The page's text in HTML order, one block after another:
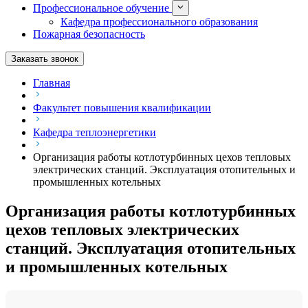
Профессиональное обучение
Кафедра профессионального образования
Пожарная безопасность
Заказать звонок
Главная
Факультет повышения квалификации
Кафедра теплоэнергетики
Организация работы котлотурбинных цехов тепловых
электрических станций. Эксплуатация отопительных и
промышленных котельных
Организация работы котлотурбинных
цехов тепловых электрических
станций. Эксплуатация отопительных
и промышленных котельных